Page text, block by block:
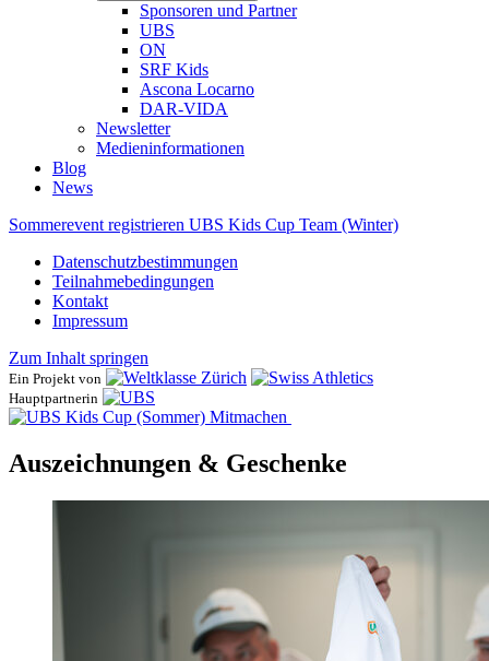
Sponsoren und Partner
UBS
ON
SRF Kids
Ascona ​Locarno
DAR-VIDA
Newsletter
Medieninformationen
Blog
News
Sommerevent registrieren UBS Kids Cup Team (Winter)
Datenschutzbestimmungen
Teilnahmebedingungen
Kontakt
Impressum
Zum Inhalt springen
Ein Projekt von
Hauptpartnerin
Mitmachen
Auszeichnungen & Geschenke